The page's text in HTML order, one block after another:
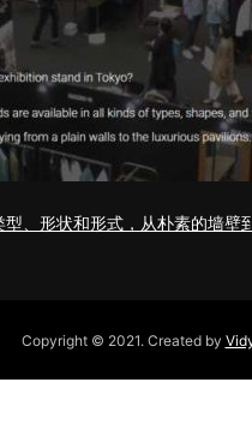
型、形状和形式，从朴素的墙壁
Copyright © 2021. Created by